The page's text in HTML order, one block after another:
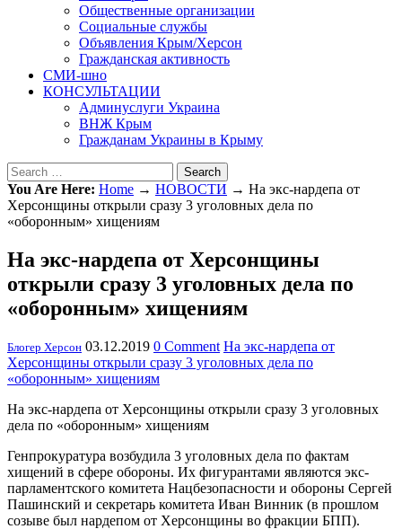
Общественные организации
Социальные службы
Объявления Крым/Херсон
Гражданская активность
СМИ-шно
КОНСУЛЬТАЦИИ
Админуслуги Украина
ВНЖ Крым
Гражданам Украины в Крыму
Search
You Are Here: Home → НОВОСТИ → На экс-нардепа от
Херсонщины открыли сразу 3 уголовных дела по
«оборонным» хищениям
На экс-нардепа от Херсонщины
открыли сразу 3 уголовных дела по
«оборонным» хищениям
Блогер Херсон 03.12.2019 0 Comment На экс-нардепа от
Херсонщины открыли сразу 3 уголовных дела по
«оборонным» хищениям
На экс-нардепа от Херсонщины открыли сразу 3 уголовных
дела по «оборонным» хищениям
Генпрокуратура возбудила 3 уголовных дела по фактам
хищений в сфере обороны. Их фигурантами являются экс-
парламентского комитета Нацбезопасности и обороны Сергей
Пашинский и секретарь комитета Иван Винник (в прошлом
созыве был нардепом от Херсонщины во фракции БПП).